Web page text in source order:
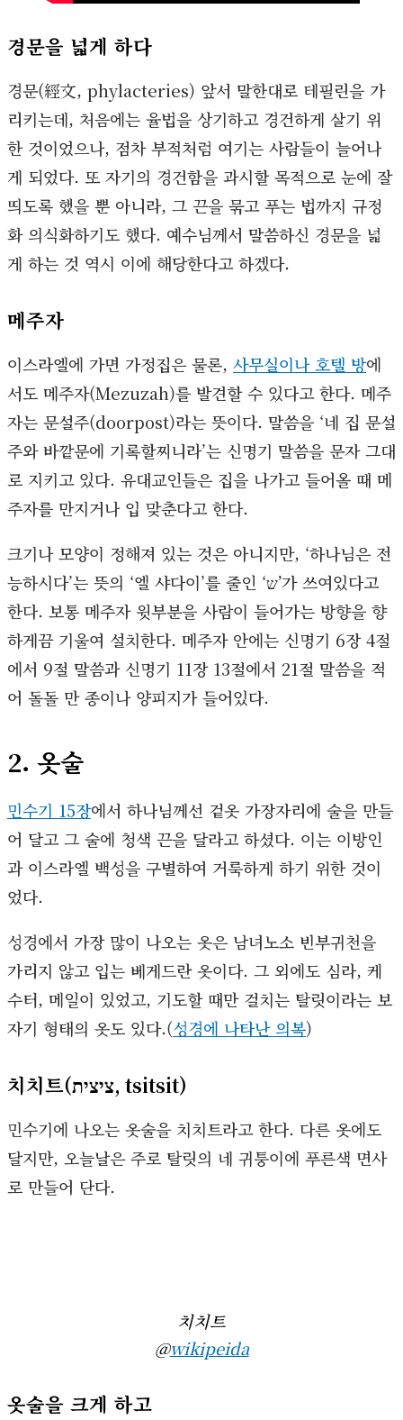
경문을 넓게 하다
경문(經文, phylacteries) 앞서 말한대로 테필린을 가
리키는데, 처음에는 율법을 상기하고 경건하게 살기 위
한 것이었으나, 점차 부적처럼 여기는 사람들이 늘어나
게 되었다. 또 자기의 경건함을 과시할 목적으로 눈에 잘
띄도록 했을 뿐 아니라, 그 끈을 묶고 푸는 법까지 규정
화 의식화하기도 했다. 예수님께서 말씀하신 경문을 넓
게 하는 것 역시 이에 해당한다고 하겠다.
메주자
이스라엘에 가면 가정집은 물론, 사무실이나 호텔 방에
서도 메주자(Mezuzah)를 발견할 수 있다고 한다. 메주
자는 문설주(doorpost)라는 뜻이다. 말씀을 ‘네 집 문설
주와 바깥문에 기록할찌니라’는 신명기 말씀을 문자 그대
로 지키고 있다. 유대교인들은 집을 나가고 들어올 때 메
주자를 만지거나 입 맞춘다고 한다.
크기나 모양이 정해져 있는 것은 아니지만, ‘하나님은 전
능하시다’는 뜻의 ‘엘 샤다이’를 줄인 ‘ש’가 쓰여있다고
한다. 보통 메주자 윗부분을 사람이 들어가는 방향을 향
하게끔 기울여 설치한다. 메주자 안에는 신명기 6장 4절
에서 9절 말씀과 신명기 11장 13절에서 21절 말씀을 적
어 돌돌 만 종이나 양피지가 들어있다.
2. 옷술
민수기 15장에서 하나님께선 겉옷 가장자리에 술을 만들
어 달고 그 술에 청색 끈을 달라고 하셨다. 이는 이방인
과 이스라엘 백성을 구별하여 거룩하게 하기 위한 것이
었다.
성경에서 가장 많이 나오는 옷은 남녀노소 빈부귀천을
가리지 않고 입는 베게드란 옷이다. 그 외에도 심라, 케
수터, 메일이 있었고, 기도할 때만 걸치는 탈릿이라는 보
자기 형태의 옷도 있다.(성경에 나타난 의복)
치치트(ציצית, tsitsit)
민수기에 나오는 옷술을 치치트라고 한다. 다른 옷에도
달지만, 오늘날은 주로 탈릿의 네 귀퉁이에 푸른색 면사
로 만들어 단다.
치치트
@wikipeida
옷술을 크게 하고